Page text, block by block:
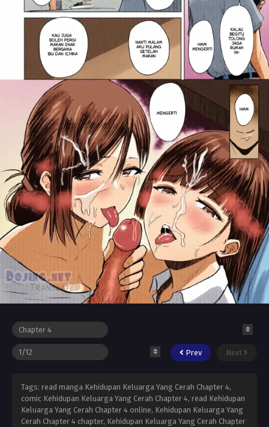
Prev Next
Tags: read manga Kehidupan Keluarga Yang Cerah Chapter 4,
comic Kehidupan Keluarga Yang Cerah Chapter 4, read Kehidupan
Keluarga Yang Cerah Chapter 4 online, Kehidupan Keluarga Yang
Cerah Chapter 4 chapter, Kehidupan Keluarga Yang Cerah Chapter